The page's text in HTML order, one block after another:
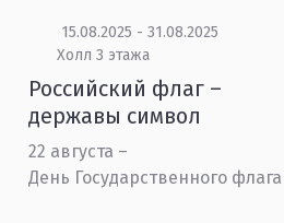
15.08.2025 - 31.08.2025
Холл 3 этажа
Российский флаг –
державы символ
22 августа –
День Государственного